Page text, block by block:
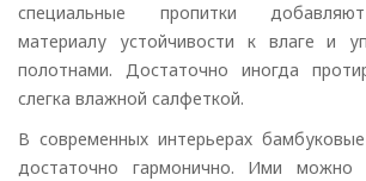
специальные пропитки
материалу устойчивости к влаге и
полотнами. Достаточно иногда
слегка влажной салфеткой.
В современных интерьерах
достаточно гармонично. Ими можно